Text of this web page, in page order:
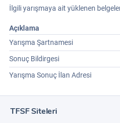
İlgili yarışmaya ait yüklenen
Açıklama
Yarışma Şartnamesi
Sonuç Bildirgesi
Yarışma Sonuç İlan Adresi
TFSF Siteleri